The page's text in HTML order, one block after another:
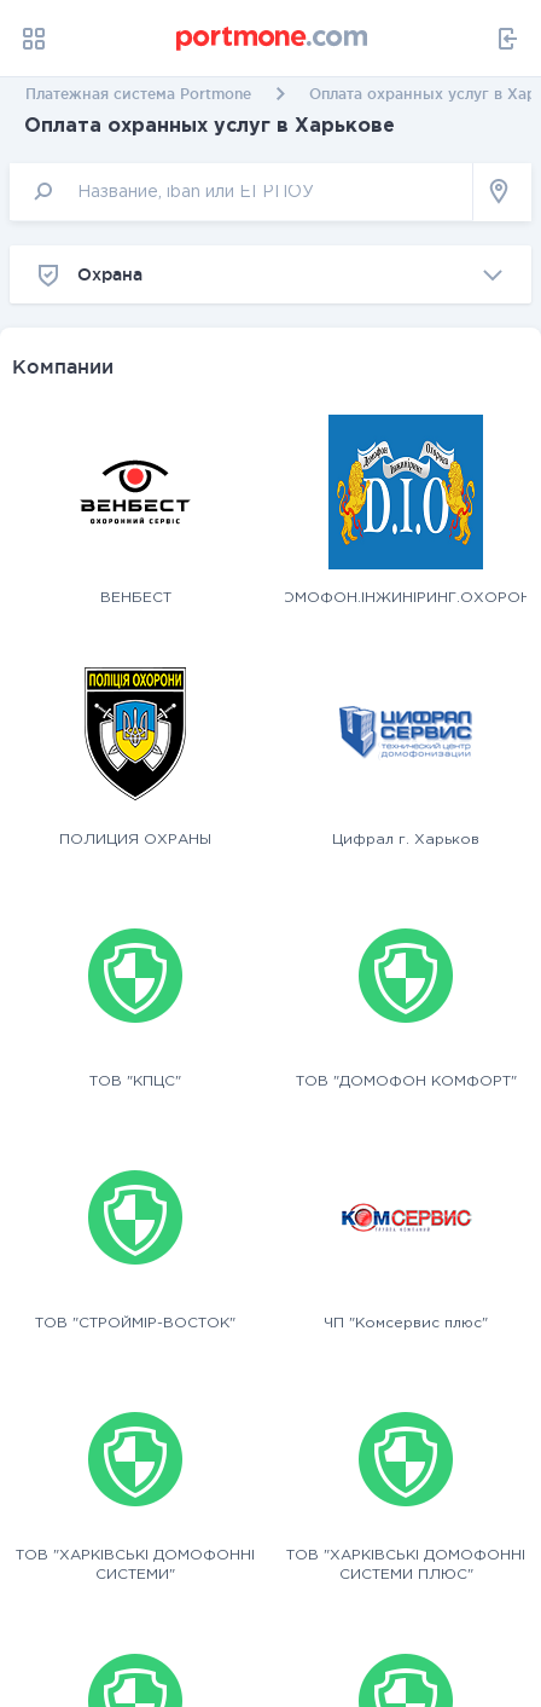
Платежная система Portmone Оплата охранных услуг в
Оплата охранных услуг в Харькове
Охрана
Компании
ВЕНБЕСТ ДОМОФОН.ІНЖИНІРИНГ.ОХОРОНА
ПОЛИЦИЯ ОХРАНЫ Цифрал г. Харьков
ТОВ "КПЦС" ТОВ "ДОМОФОН КОМФОРТ"
ТОВ "СТРОЙМІР-ВОСТОК" ЧП "Комсервис плюс"
ТОВ "ХАРКІВСЬКІ ДОМОФОННІ
СИСТЕМИ"
ТОВ "ХАРКІВСЬКІ ДОМОФОННІ
СИСТЕМИ ПЛЮС"